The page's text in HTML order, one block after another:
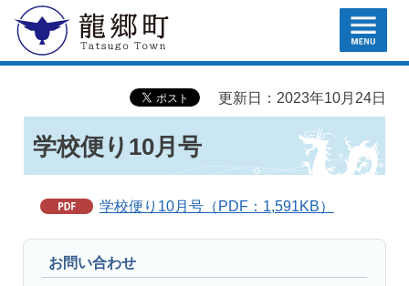
龍郷町 MENU
更新日：2023年10月24日
学校便り10月号
学校便り10月号（PDF：1,591KB）
お問い合わせ